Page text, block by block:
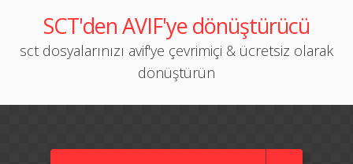
SCT'den AVIF'ye dönüştürücü
sct dosyalarınızı avif'ye çevrimiçi & ücretsiz olarak
dönüştürün